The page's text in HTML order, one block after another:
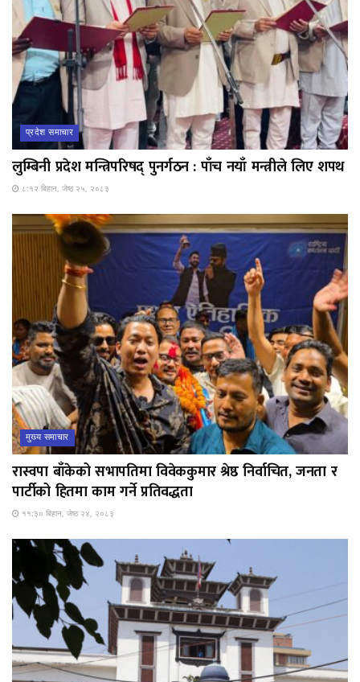
प्रदेश समाचार
लुम्बिनी प्रदेश मन्त्रिपरिषद् पुनर्गठन : पाँच नयाँ मन्त्रीले लिए शपथ
८:१२ बिहान, जेष्ठ २५, २०८३
मुख्य समाचार
रास्वपा बाँकेको सभापतिमा विवेककुमार श्रेष्ठ निर्वाचित, जनता र
पार्टीको हितमा काम गर्ने प्रतिवद्धता
११:३० बिहान, जेष्ठ २४, २०८३